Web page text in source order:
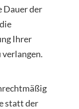
Dauer der
Ihrer
verlangen.
statt der